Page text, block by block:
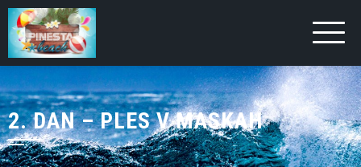
2. DAN – PLES V MASKAH